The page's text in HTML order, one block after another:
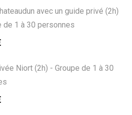
avec un guide privé (2h)
de 1 à 30 personnes
Niort (2h) - Groupe de 1 à 30